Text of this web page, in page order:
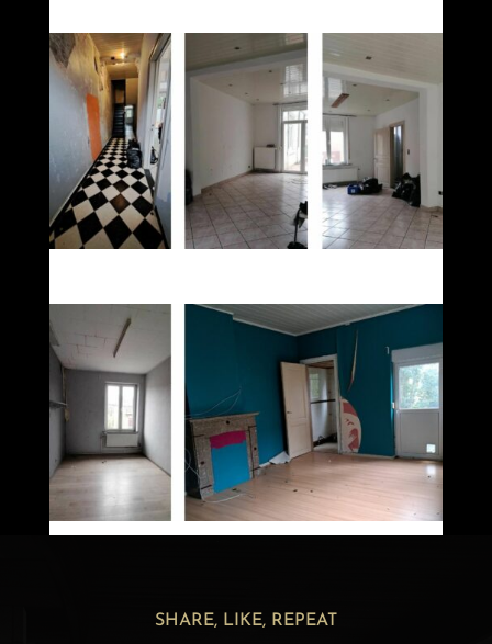
SHARE, LIKE, REPEAT